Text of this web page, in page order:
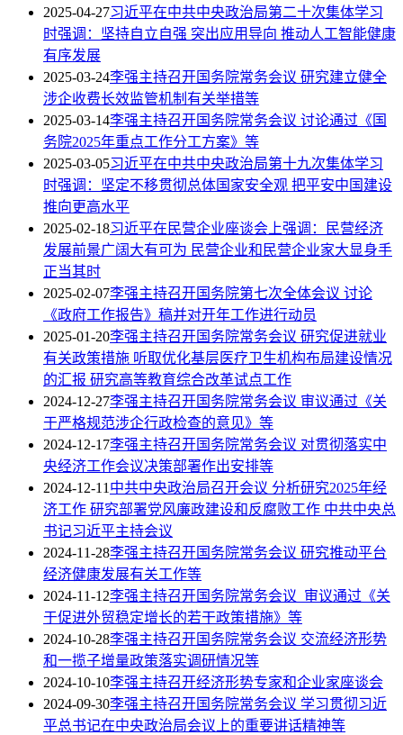
2025-04-27习近平在中共中央政治局第二十次集体学习
时强调：坚持自立自强 突出应用导向 推动人工智能健康
有序发展
2025-03-24李强主持召开国务院常务会议 研究建立健全
涉企收费长效监管机制有关举措等
2025-03-14李强主持召开国务院常务会议 讨论通过《国
务院2025年重点工作分工方案》等
2025-03-05习近平在中共中央政治局第十九次集体学习
时强调：坚定不移贯彻总体国家安全观 把平安中国建设
推向更高水平
2025-02-18习近平在民营企业座谈会上强调：民营经济
发展前景广阔大有可为 民营企业和民营企业家大显身手
正当其时
2025-02-07李强主持召开国务院第七次全体会议 讨论
《政府工作报告》稿并对开年工作进行动员
2025-01-20李强主持召开国务院常务会议 研究促进就业
有关政策措施 听取优化基层医疗卫生机构布局建设情况
的汇报 研究高等教育综合改革试点工作
2024-12-27李强主持召开国务院常务会议 审议通过《关
于严格规范涉企行政检查的意见》等
2024-12-17李强主持召开国务院常务会议 对贯彻落实中
央经济工作会议决策部署作出安排等
2024-12-11中共中央政治局召开会议 分析研究2025年经
济工作 研究部署党风廉政建设和反腐败工作 中共中央总
书记习近平主持会议
2024-11-28李强主持召开国务院常务会议 研究推动平台
经济健康发展有关工作等
2024-11-12李强主持召开国务院常务会议 审议通过《关
于促进外贸稳定增长的若干政策措施》等
2024-10-28李强主持召开国务院常务会议 交流经济形势
和一揽子增量政策落实调研情况等
2024-10-10李强主持召开经济形势专家和企业家座谈会
2024-09-30李强主持召开国务院常务会议 学习贯彻习近
平总书记在中央政治局会议上的重要讲话精神等